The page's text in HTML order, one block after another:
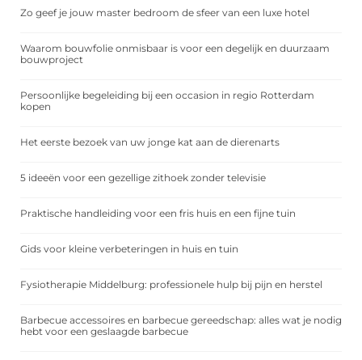
Zo geef je jouw master bedroom de sfeer van een luxe hotel
Waarom bouwfolie onmisbaar is voor een degelijk en duurzaam
bouwproject
Persoonlijke begeleiding bij een occasion in regio Rotterdam
kopen
Het eerste bezoek van uw jonge kat aan de dierenarts
5 ideeën voor een gezellige zithoek zonder televisie
Praktische handleiding voor een fris huis en een fijne tuin
Gids voor kleine verbeteringen in huis en tuin
Fysiotherapie Middelburg: professionele hulp bij pijn en herstel
Barbecue accessoires en barbecue gereedschap: alles wat je nodig
hebt voor een geslaagde barbecue